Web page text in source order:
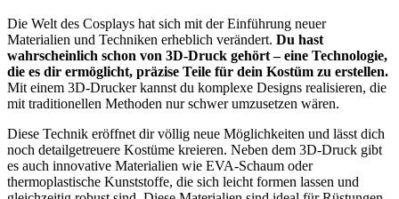
Die Welt des Cosplays hat sich mit der Einführung neuer
Materialien und Techniken erheblich verändert. Du hast
wahrscheinlich schon von 3D-Druck gehört – eine Technologie,
die es dir ermöglicht, präzise Teile für dein Kostüm zu erstellen.
Mit einem 3D-Drucker kannst du komplexe Designs realisieren, die
mit traditionellen Methoden nur schwer umzusetzen wären.
Diese Technik eröffnet dir völlig neue Möglichkeiten und lässt dich
noch detailgetreuere Kostüme kreieren. Neben dem 3D-Druck gibt
es auch innovative Materialien wie EVA-Schaum oder
thermoplastische Kunststoffe, die sich leicht formen lassen und